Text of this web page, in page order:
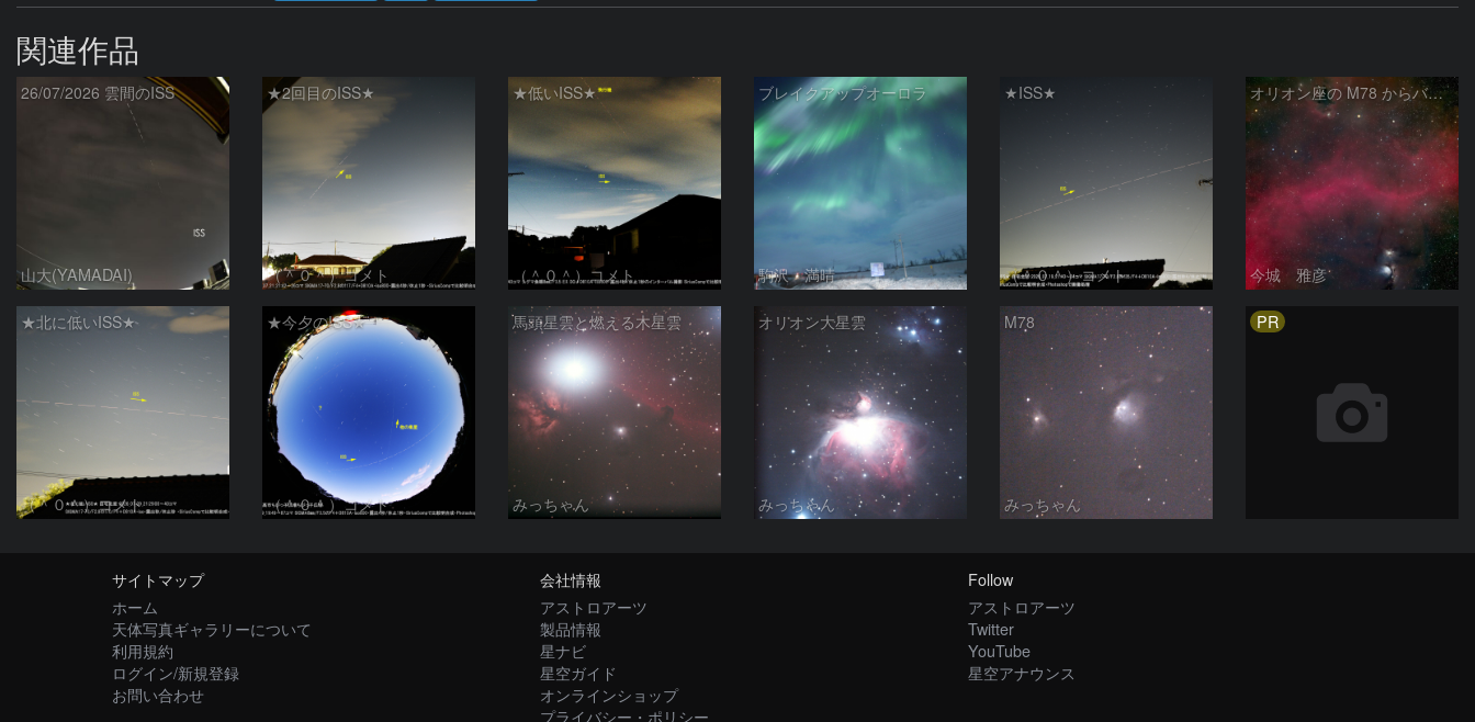
関連作品
26/07/2026 雲間のISS
山大(YAMADAI)
★2回目のISS★
（＾０＾）コメト
★低いISS★
（＾０＾）コメト
ブレイクアップオーロラ
駒沢 満晴
★ISS★
（＾０＾）コメト
オリオン座の M78 からバーナードループをまたいで LDN1622あたり
今城 雅彦
★北に低いISS★
（＾０＾）コメト
★今夕のISS★
（＾０＾）コメト
馬頭星雲と燃える木星雲
みっちゃん
オリオン大星雲
みっちゃん
M78
みっちゃん
PR
サイトマップ
ホーム
天体写真ギャラリーについて
利用規約
ログイン/新規登録
お問い合わせ
会社情報
アストロアーツ
製品情報
星ナビ
星空ガイド
オンラインショップ
プライバシー・ポリシー
Follow
アストロアーツ
Twitter
YouTube
星空アナウンス